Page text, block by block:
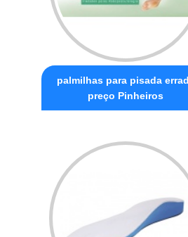
palmilhas para pisada
preço Pinheiros